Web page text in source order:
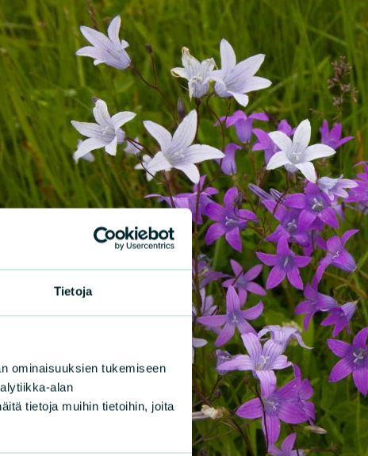
Tietoja
ominaisuuksien tukemiseen
alan
tietoja muihin tietoihin, joita